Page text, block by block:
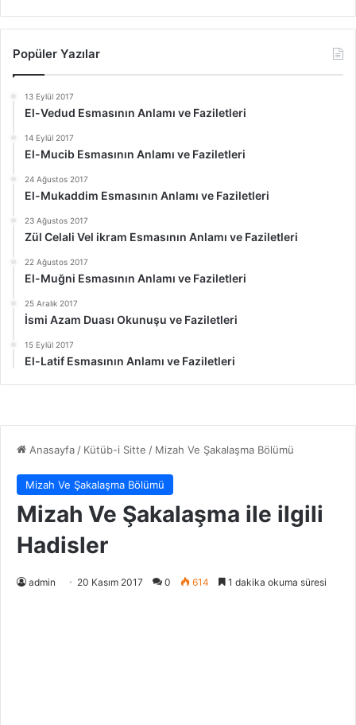
Popüler Yazılar
13 Eylül 2017
El-Vedud Esmasının Anlamı ve Faziletleri
14 Eylül 2017
El-Mucib Esmasının Anlamı ve Faziletleri
24 Ağustos 2017
El-Mukaddim Esmasının Anlamı ve Faziletleri
23 Ağustos 2017
Zül Celali Vel ikram Esmasının Anlamı ve Faziletleri
22 Ağustos 2017
El-Muğni Esmasının Anlamı ve Faziletleri
25 Aralık 2017
İsmi Azam Duası Okunuşu ve Faziletleri
15 Eylül 2017
El-Latif Esmasının Anlamı ve Faziletleri